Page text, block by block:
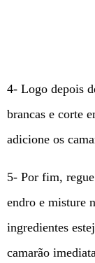
4- Logo depois
brancas e corte
adicione os
5- Por fim,
endro e misture
ingredientes
camarão